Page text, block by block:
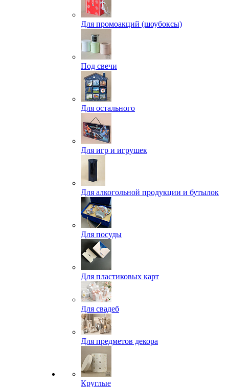
Для промоакций (шоубоксы)
Под свечи
Для остального
Для игр и игрушек
Для алкогольной продукции и бутылок
Для посуды
Для пластиковых карт
Для свадеб
Для предметов декора
Круглые